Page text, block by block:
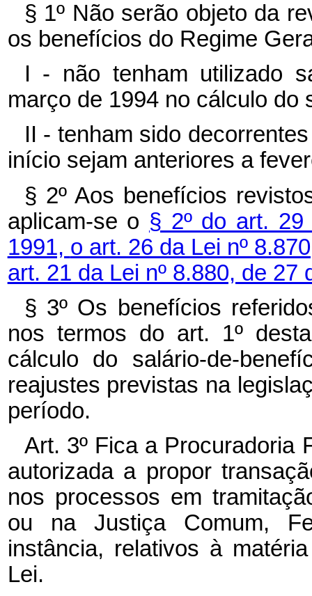
§ 1º Não serão objeto da
os benefícios do Regime
I - não tenham utilizado
março de 1994 no cálculo do
II - tenham sido
início sejam anteriores a
§ 2º Aos benefícios
aplicam-se o § 2º do art.
1991, o art. 26 da Lei nº
art. 21 da Lei nº 8.880, de 27
§ 3º Os benefícios
nos termos do art. 1º
cálculo do salário-de-
reajustes previstas na
período.
Art. 3º Fica a Procuradoria
autorizada a propor
nos processos em
ou na Justiça Comum,
instância, relativos à
Lei.